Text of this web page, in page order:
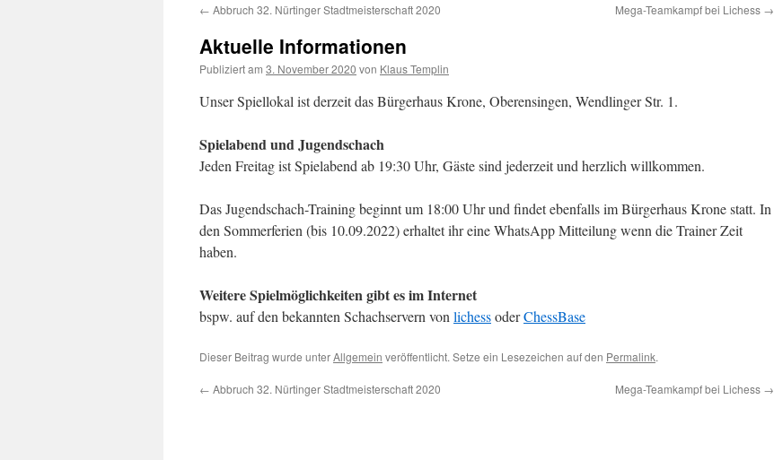
springen
← Abbruch 32. Nürtinger Stadtmeisterschaft 2020 Mega-Teamkampf bei Lichess →
Aktuelle Informationen
Publiziert am 3. November 2020 von Klaus Templin
Unser Spiellokal ist derzeit das Bürgerhaus Krone, Oberensingen, Wendlinger Str. 1.
Spielabend und Jugendschach
Jeden Freitag ist Spielabend ab 19:30 Uhr, Gäste sind jederzeit und herzlich willkommen.
Das Jugendschach-Training beginnt um 18:00 Uhr und findet ebenfalls im Bürgerhaus Krone statt. In
den Sommerferien (bis 10.09.2022) erhaltet ihr eine WhatsApp Mitteilung wenn die Trainer Zeit
haben.
Weitere Spielmöglichkeiten gibt es im Internet
bspw. auf den bekannten Schachservern von lichessoderChessBase
Dieser Beitrag wurde unterAllgemein veröffentlicht. Setze ein Lesezeichen auf den Permalink.
← Abbruch 32. Nürtinger Stadtmeisterschaft 2020 Mega-Teamkampf bei Lichess →